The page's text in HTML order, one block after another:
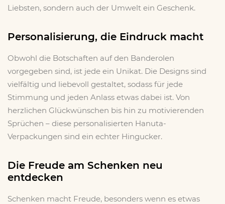
Liebsten, sondern auch der Umwelt ein Geschenk.
Personalisierung, die Eindruck macht
Obwohl die Botschaften auf den Banderolen
vorgegeben sind, ist jede ein Unikat. Die Designs sind
vielfältig und liebevoll gestaltet, sodass für jede
Stimmung und jeden Anlass etwas dabei ist. Von
herzlichen Glückwünschen bis hin zu motivierenden
Sprüchen – diese personalisierten Hanuta-
Verpackungen sind ein echter Hingucker.
Die Freude am Schenken neu
entdecken
Schenken macht Freude, besonders wenn es etwas